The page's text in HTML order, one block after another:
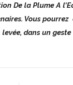
De la Plume A
Vous pourrez
dans un